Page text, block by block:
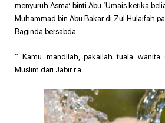
menyuruh Asma’ binti Abu ‘Umais ketika
Muhammad bin Abu Bakar di Zul Hulaifah
Baginda bersabda
” Kamu mandilah, pakailah tuala wanita
Muslim dari Jabir r.a.